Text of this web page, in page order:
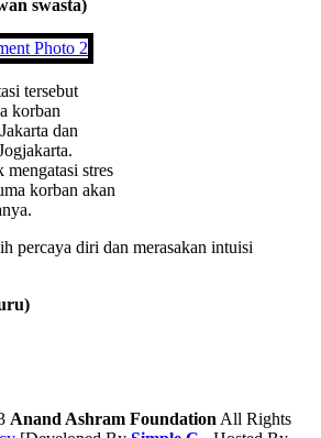
swasta)
tersebut
korban
dan
stres
korban akan
percaya diri dan merasakan intuisi
Anand Ashram Foundation All Rights